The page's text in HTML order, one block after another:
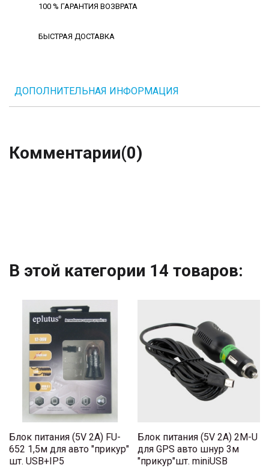
100 % ГАРАНТИЯ ВОЗВРАТА
БЫСТРАЯ ДОСТАВКА
ДОПОЛНИТЕЛЬНАЯ ИНФОРМАЦИЯ
Комментарии(0)
В этой категории 14 товаров:
Блок питания (5V 2A) FU-
652 1,5м для авто "прикур"
шт. USB+IP5
Блок питания (5V 2A) 2M-U
для GPS авто шнур 3м
"прикур"шт. miniUSB